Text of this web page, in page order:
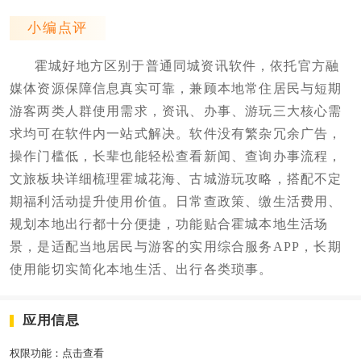
小编点评
霍城好地方区别于普通同城资讯软件，依托官方融
媒体资源保障信息真实可靠，兼顾本地常住居民与短期
游客两类人群使用需求，资讯、办事、游玩三大核心需
求均可在软件内一站式解决。软件没有繁杂冗余广告，
操作门槛低，长辈也能轻松查看新闻、查询办事流程，
文旅板块详细梳理霍城花海、古城游玩攻略，搭配不定
期福利活动提升使用价值。日常查政策、缴生活费用、
规划本地出行都十分便捷，功能贴合霍城本地生活场
景，是适配当地居民与游客的实用综合服务APP，长期
使用能切实简化本地生活、出行各类琐事。
应用信息
权限功能： 点击查看